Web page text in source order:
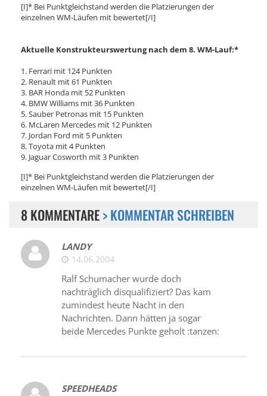
[I]* Bei Punktgleichstand werden die Platzierungen der
einzelnen WM-Läufen mit bewertet[/I]
Aktuelle Konstrukteurswertung nach dem 8. WM-Lauf:*
1. Ferrari mit 124 Punkten
2. Renault mit 61 Punkten
3. BAR Honda mit 52 Punkten
4. BMW Williams mit 36 Punkten
5. Sauber Petronas mit 15 Punkten
6. McLaren Mercedes mit 12 Punkten
7. Jordan Ford mit 5 Punkten
8. Toyota mit 4 Punkten
9. Jaguar Cosworth mit 3 Punkten
[I]* Bei Punktgleichstand werden die Platzierungen der
einzelnen WM-Läufen mit bewertet[/I]
8 KOMMENTARE> KOMMENTAR SCHREIBEN
LANDY
14.06.2004
Ralf Schumacher wurde doch
nachträglich disqualifiziert? Das kam
zumindest heute Nacht in den
Nachrichten. Dann hätten ja sogar
beide Mercedes Punkte geholt :tanzen:
SPEEDHEADS